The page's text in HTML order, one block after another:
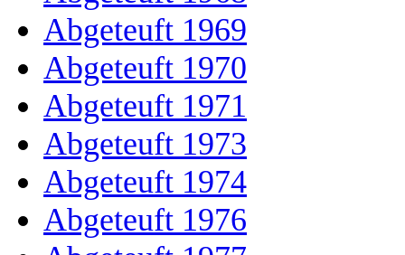
Abgeteuft 1969
Abgeteuft 1970
Abgeteuft 1971
Abgeteuft 1973
Abgeteuft 1974
Abgeteuft 1976